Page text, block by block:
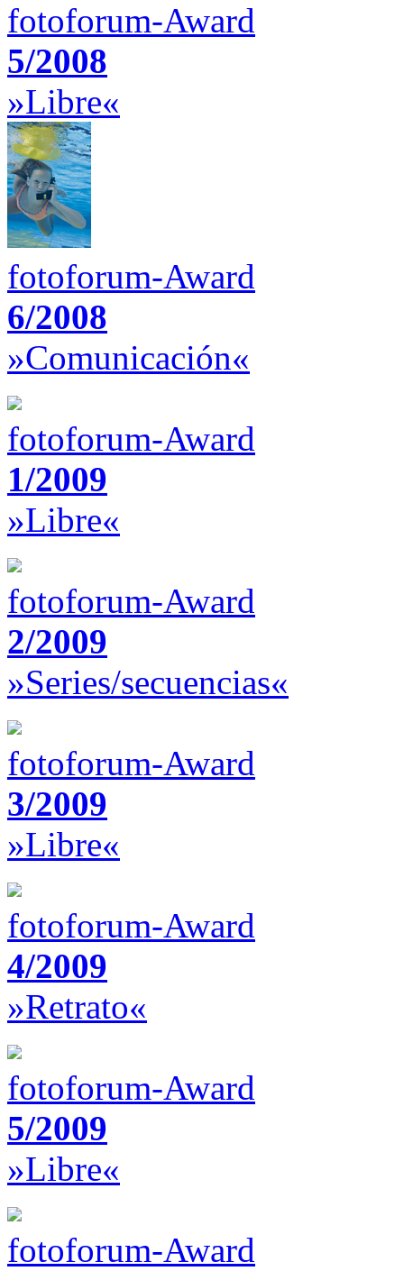
fotoforum-Award
5/2008
»Libre«
fotoforum-Award
6/2008
»Comunicación«
fotoforum-Award
1/2009
»Libre«
fotoforum-Award
2/2009
»Series/secuencias«
fotoforum-Award
3/2009
»Libre«
fotoforum-Award
4/2009
»Retrato«
fotoforum-Award
5/2009
»Libre«
fotoforum-Award